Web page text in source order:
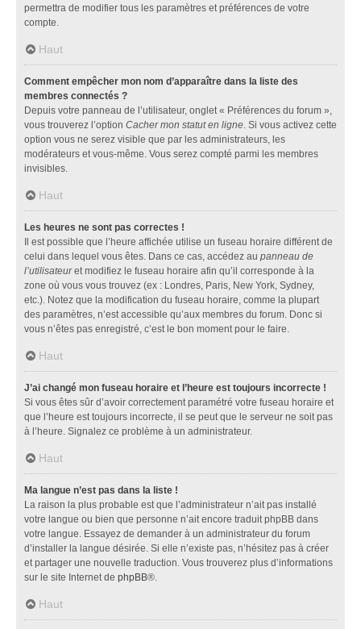
permettra de modifier tous les paramètres et préférences de votre
compte.
Haut
Comment empêcher mon nom d’apparaître dans la liste des
membres connectés ?
Depuis votre panneau de l’utilisateur, onglet « Préférences du forum »,
vous trouverez l’option Cacher mon statut en ligne. Si vous activez cette
option vous ne serez visible que par les administrateurs, les
modérateurs et vous-même. Vous serez compté parmi les membres
invisibles.
Haut
Les heures ne sont pas correctes !
Il est possible que l’heure affichée utilise un fuseau horaire différent de
celui dans lequel vous êtes. Dans ce cas, accédez au panneau de
l’utilisateuret modifiez le fuseau horaire afin qu’il corresponde à la
zone où vous vous trouvez (ex : Londres, Paris, New York, Sydney,
etc.). Notez que la modification du fuseau horaire, comme la plupart
des paramètres, n’est accessible qu’aux membres du forum. Donc si
vous n’êtes pas enregistré, c’est le bon moment pour le faire.
Haut
J’ai changé mon fuseau horaire et l’heure est toujours incorrecte !
Si vous êtes sûr d’avoir correctement paramétré votre fuseau horaire et
que l’heure est toujours incorrecte, il se peut que le serveur ne soit pas
à l’heure. Signalez ce problème à un administrateur.
Haut
Ma langue n’est pas dans la liste !
La raison la plus probable est que l’administrateur n’ait pas installé
votre langue ou bien que personne n’ait encore traduit phpBB dans
votre langue. Essayez de demander à un administrateur du forum
d’installer la langue désirée. Si elle n’existe pas, n’hésitez pas à créer
et partager une nouvelle traduction. Vous trouverez plus d’informations
sur le site Internet de phpBB®.
Haut